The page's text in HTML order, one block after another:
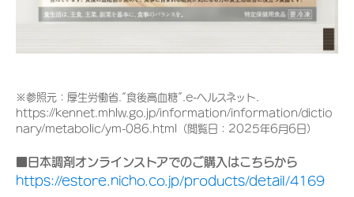
※参照元：厚生労働省.“食後高血糖”.e-ヘルスネット.
https://kennet.mhlw.go.jp/information/information/dictio
nary/metabolic/ym-086.html（閲覧日：2025年6月6日）
■日本調剤オンラインストアでのご購入はこちらから
https://estore.nicho.co.jp/products/detail/4169